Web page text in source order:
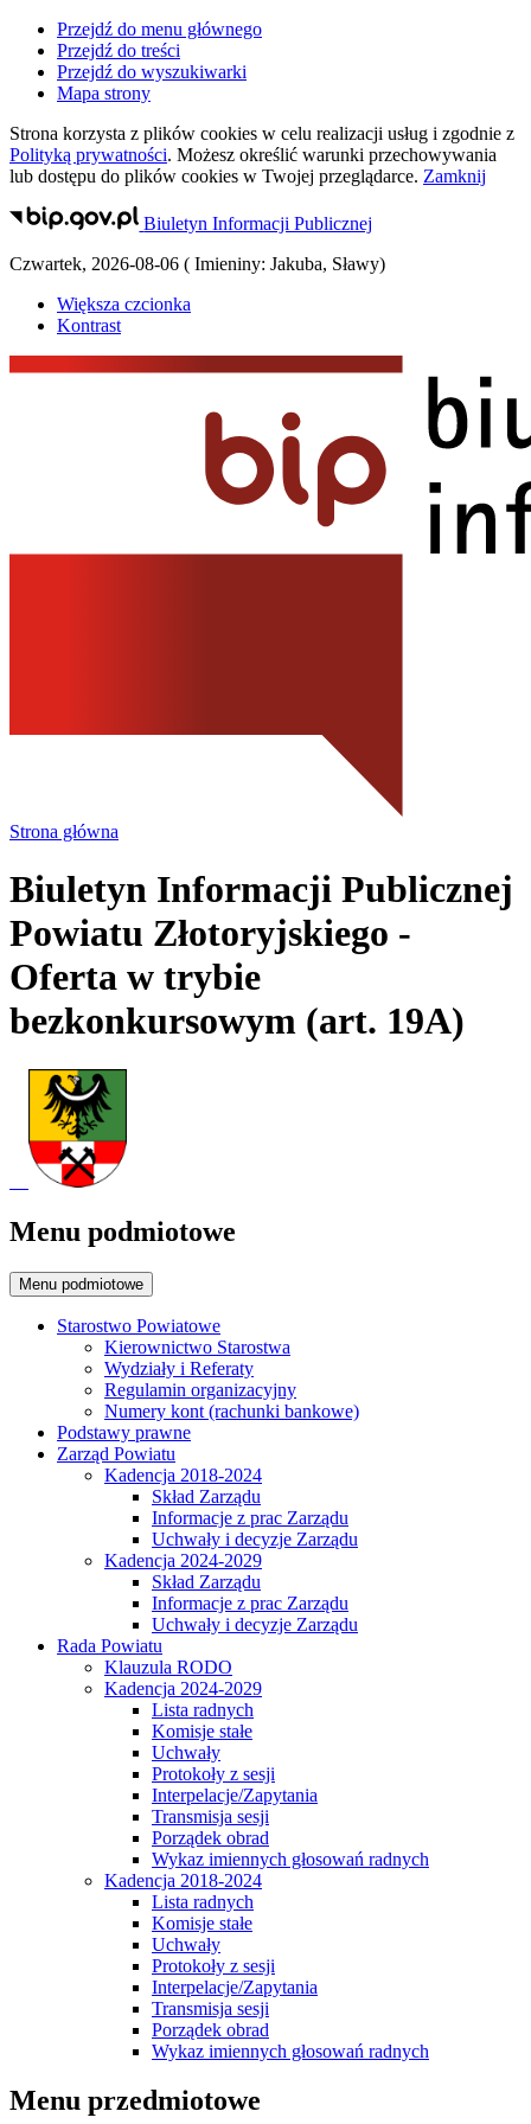
Przejdź do menu głównego
Przejdź do treści
Przejdź do wyszukiwarki
Mapa strony
Strona korzysta z plików cookies w celu realizacji usług i zgodnie z
Polityką prywatności. Możesz określić warunki przechowywania
lub dostępu do plików cookies w Twojej przeglądarce. Zamknij
Biuletyn Informacji Publicznej
Czwartek, 2026-08-06 ( Imieniny: Jakuba, Sławy)
Większa czcionka
Kontrast
Strona główna
Biuletyn Informacji Publicznej
Powiatu Złotoryjskiego -
Oferta w trybie
bezkonkursowym (art. 19A)
Menu podmiotowe
Menu podmiotowe
Starostwo Powiatowe
Kierownictwo Starostwa
Wydziały i Referaty
Regulamin organizacyjny
Numery kont (rachunki bankowe)
Podstawy prawne
Zarząd Powiatu
Kadencja 2018-2024
Skład Zarządu
Informacje z prac Zarządu
Uchwały i decyzje Zarządu
Kadencja 2024-2029
Skład Zarządu
Informacje z prac Zarządu
Uchwały i decyzje Zarządu
Rada Powiatu
Klauzula RODO
Kadencja 2024-2029
Lista radnych
Komisje stałe
Uchwały
Protokoły z sesji
Interpelacje/Zapytania
Transmisja sesji
Porządek obrad
Wykaz imiennych głosowań radnych
Kadencja 2018-2024
Lista radnych
Komisje stałe
Uchwały
Protokoły z sesji
Interpelacje/Zapytania
Transmisja sesji
Porządek obrad
Wykaz imiennych głosowań radnych
Menu przedmiotowe